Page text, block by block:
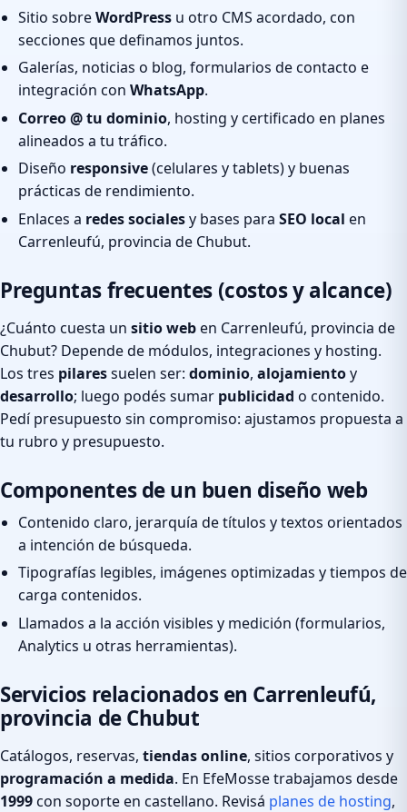
Sitio sobreWordPress u otro CMS acordado, con
secciones que definamos juntos.
Galerías, noticias o blog, formularios de contacto e
integración con WhatsApp.
Correo @ tu dominio, hosting y certificado en planes
alineados a tu tráfico.
Diseño responsive(celulares y tablets) y buenas
prácticas de rendimiento.
Enlaces a redes socialesy bases para SEO local en
Carrenleufú, provincia de Chubut.
Preguntas frecuentes (costos y alcance)
¿Cuánto cuesta un sitio weben Carrenleufú, provincia de
Chubut? Depende de módulos, integraciones y hosting.
Los tres pilaressuelen ser: dominio, alojamientoy
desarrollo; luego podés sumar publicidad o contenido.
Pedí presupuesto sin compromiso: ajustamos propuesta a
tu rubro y presupuesto.
Componentes de un buen diseño web
Contenido claro, jerarquía de títulos y textos orientados
a intención de búsqueda.
Tipografías legibles, imágenes optimizadas y tiempos de
carga contenidos.
Llamados a la acción visibles y medición (formularios,
Analytics u otras herramientas).
Servicios relacionados en Carrenleufú,
provincia de Chubut
Catálogos, reservas, tiendas online, sitios corporativos y
programación a medida. En EfeMosse trabajamos desde
1999con soporte en castellano. Revisá planes de hosting,